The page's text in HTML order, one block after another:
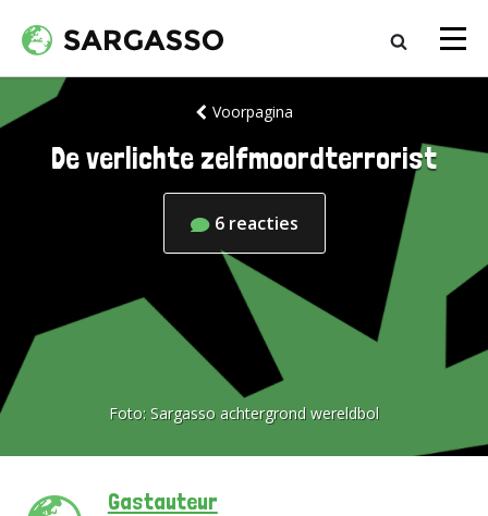
Voorpagina
De verlichte zelfmoordterrorist
6 reacties
Foto: Sargasso achtergrond wereldbol
Gastauteur